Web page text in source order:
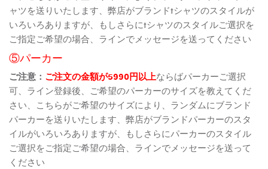
ャツを送りいたします、弊店がブランドtシャツのスタイルが
いろいろありますが、もしさらにtシャツのスタイルご選択を
ご指定ご希望の場合、ラインでメッセージを送ってください
⑤パーカー
ご注意： ご注文の金額が5990円以上ならばパーカーご選択
可、ライン登録後、ご希望のパーカーのサイズを教えてくだ
さい、こちらがご希望のサイズにより、ランダムにブランド
パーカーを送りいたします、弊店がブランドパーカーのスタ
イルがいろいろありますが、もしさらにパーカーのスタイル
ご選択をご指定ご希望の場合、ラインでメッセージを送って
ください